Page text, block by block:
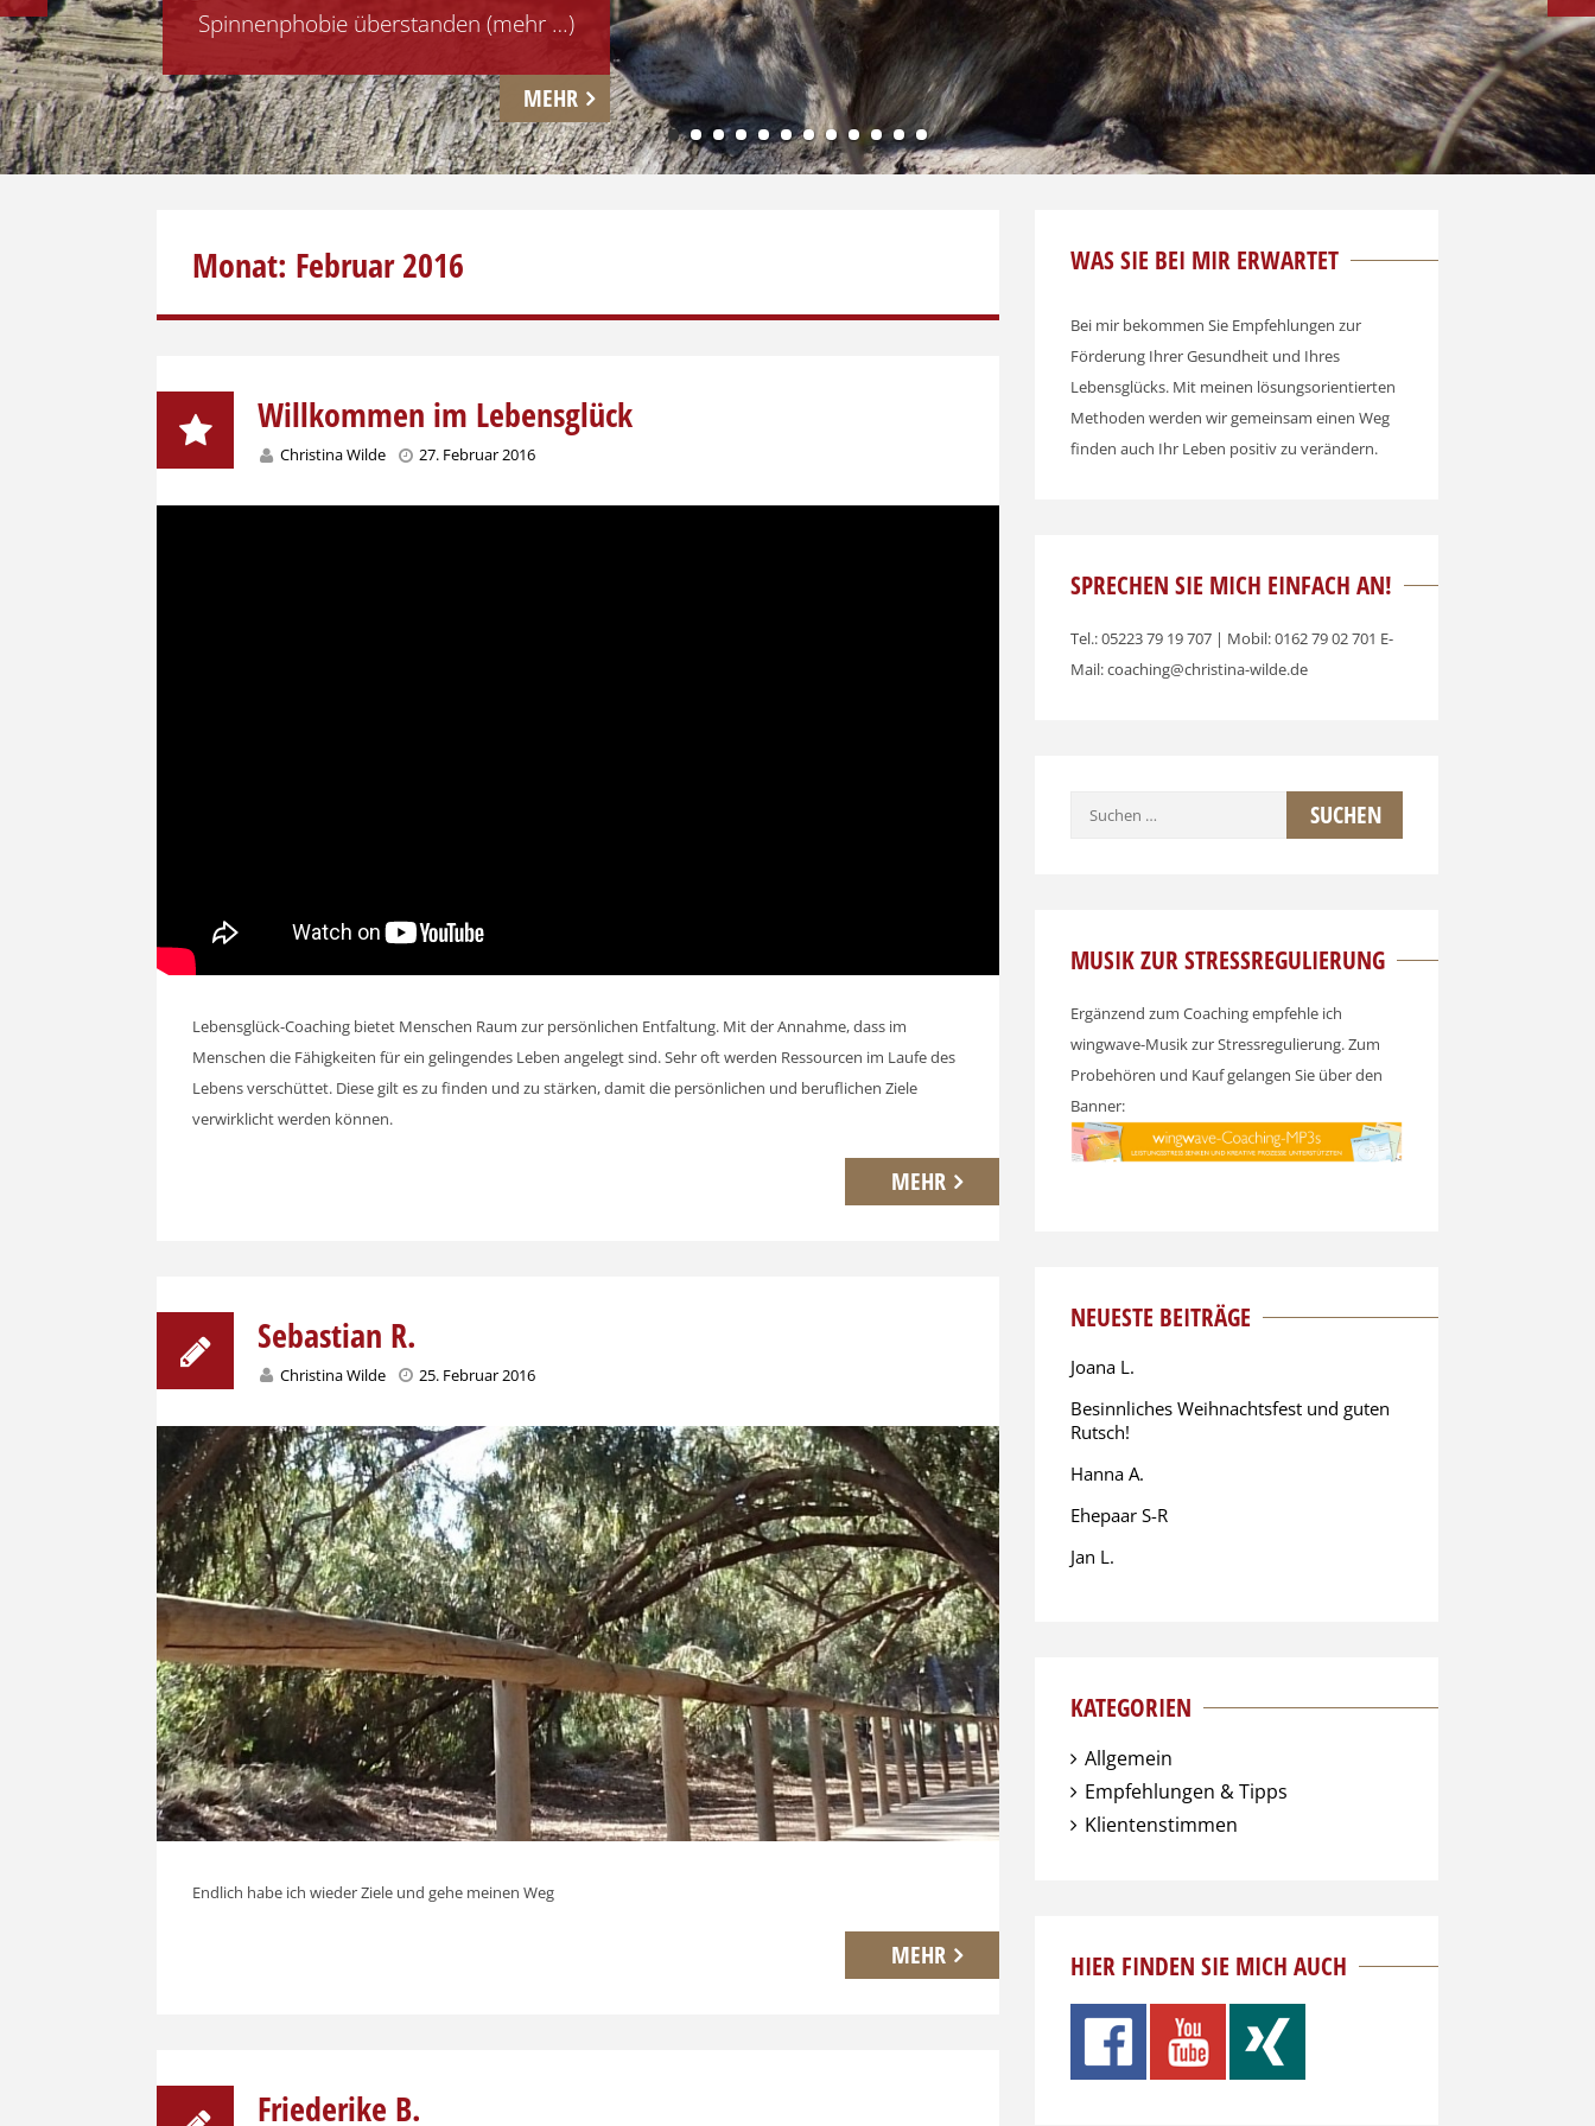
Spinnenphobie überstanden (mehr …)
MEHR
PREVIOUS
1 2 3 4 5 6 7 8 9 101112
Monat: Februar 2016
Willkommen im Lebensglück
Christina Wilde 27. Februar 2016
Lebensglück-Coaching bietet Menschen Raum zur persönlichen Entfaltung. Mit der Annahme, dass im
Menschen die Fähigkeiten für ein gelingendes Leben angelegt sind. Sehr oft werden Ressourcen im Laufe des
Lebens verschüttet. Diese gilt es zu finden und zu stärken, damit die persönlichen und beruflichen Ziele
verwirklicht werden können.
MEHR
Sebastian R.
Christina Wilde 25. Februar 2016
Endlich habe ich wieder Ziele und gehe meinen Weg
MEHR
Friederike B.
WAS SIE BEI MIR ERWARTET
Bei mir bekommen Sie Empfehlungen zur
Förderung Ihrer Gesundheit und Ihres
Lebensglücks. Mit meinen lösungsorientierten
Methoden werden wir gemeinsam einen Weg
finden auch Ihr Leben positiv zu verändern.
SPRECHEN SIE MICH EINFACH AN!
Tel.: 05223 79 19 707 | Mobil: 0162 79 02 701 E-
Mail: coaching@christina-wilde.de
Suchen
MUSIK ZUR STRESSREGULIERUNG
Ergänzend zum Coaching empfehle ich
wingwave-Musik zur Stressregulierung. Zum
Probehören und Kauf gelangen Sie über den
Banner:
NEUESTE BEITRÄGE
Joana L.
Besinnliches Weihnachtsfest und guten
Rutsch!
Hanna A.
Ehepaar S-R
Jan L.
KATEGORIEN
Allgemein
Empfehlungen & Tipps
Klientenstimmen
HIER FINDEN SIE MICH AUCH